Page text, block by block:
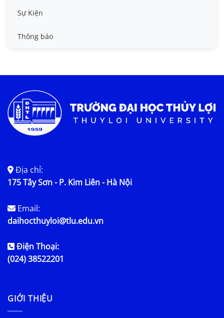
Tin công tác sinh viên
Tin đào tạo
Tin tức chung
Sự Kiện
Thông báo
Địa chỉ:
175 Tây Sơn - P. Kim Liên - Hà Nội
Email:
daihocthuyloi@tlu.edu.vn
Điện Thoại:
(024) 38522201
GIỚI THIỆU